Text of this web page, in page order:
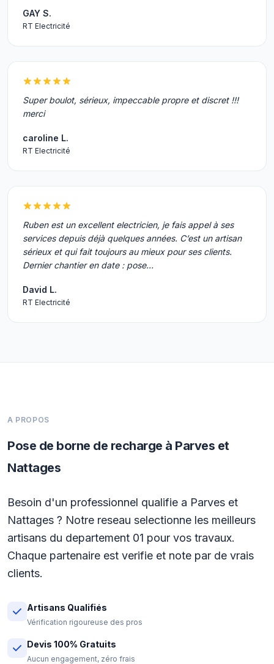
GAY S.
RT Electricité
Super boulot, sérieux, impeccable propre et discret !!!
merci
caroline L.
RT Electricité
Ruben est un excellent electricien, je fais appel à ses
services depuis déjà quelques années. C’est un artisan
sérieux et qui fait toujours au mieux pour ses clients.
Dernier chantier en date : pose…
David L.
RT Electricité
A PROPOS
Pose de borne de recharge à Parves et
Nattages
Besoin d'un professionnel qualifie a Parves et
Nattages ? Notre reseau selectionne les meilleurs
artisans du departement 01 pour vos travaux.
Chaque partenaire est verifie et note par de vrais
clients.
Artisans Qualifiés
Vérification rigoureuse des pros
Devis 100% Gratuits
Aucun engagement, zéro frais